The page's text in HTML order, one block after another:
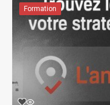
Formation